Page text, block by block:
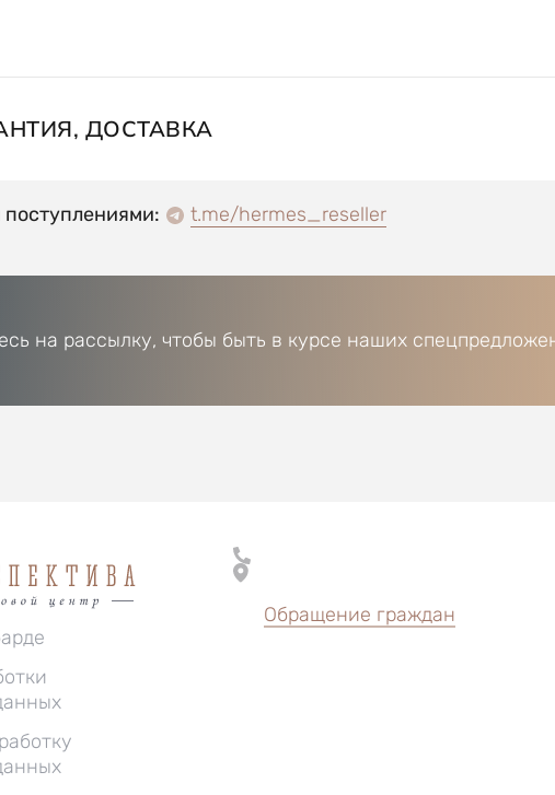
ДОСТАВКА
t.me/hermes_reseller
на рассылку, чтобы быть в курсе наших
Обращение граждан